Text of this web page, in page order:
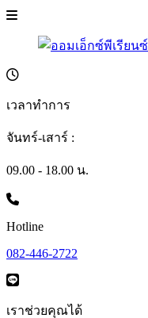
เวลาทำการ
จันทร์-เสาร์ :
09.00 - 18.00 น.
Hotline
082-446-2722
เราช่วยคุณได้